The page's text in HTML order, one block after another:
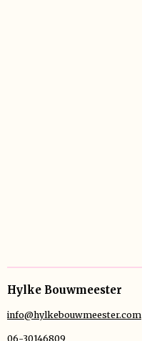
Hylke Bouwmeester
info@hylkebouwmeester.com
06-30146809